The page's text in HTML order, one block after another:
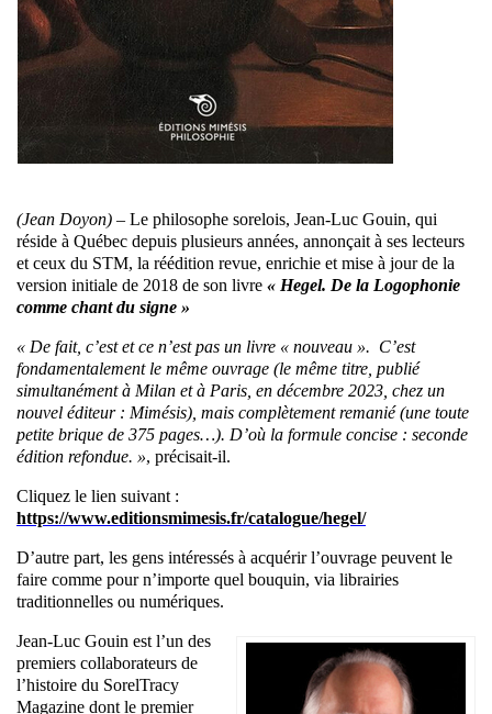
(Jean Doyon) – Le philosophe sorelois, Jean-Luc Gouin, qui
réside à Québec depuis plusieurs années, annonçait à ses lecteurs
et ceux du STM, la réédition revue, enrichie et mise à jour de la
version initiale de 2018 de son livre « Hegel. De la Logophonie
comme chant du signe »
« De fait, c’est et ce n’est pas un livre « nouveau ». C’est
fondamentalement le même ouvrage (le même titre, publié
simultanément à Milan et à Paris, en décembre 2023, chez un
nouvel éditeur : Mimésis), mais complètement remanié (une toute
petite brique de 375 pages…). D’où la formule concise : seconde
édition refondue. », précisait-il.
Cliquez le lien suivant :
https://www.editionsmimesis.fr/catalogue/hegel/
D’autre part, les gens intéressés à acquérir l’ouvrage peuvent le
faire comme pour n’importe quel bouquin, via librairies
traditionnelles ou numériques.
Jean-Luc Gouin est l’un des
premiers collaborateurs de
l’histoire du SorelTracy
Magazine dont le premier